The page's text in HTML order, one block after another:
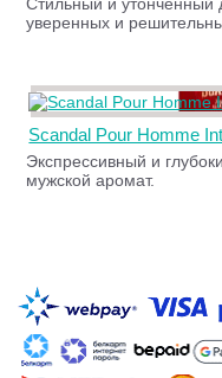
Стильный и утонченный
уверенных и
Scandal Pour Homme
Экспрессивный и
мужской аромат.